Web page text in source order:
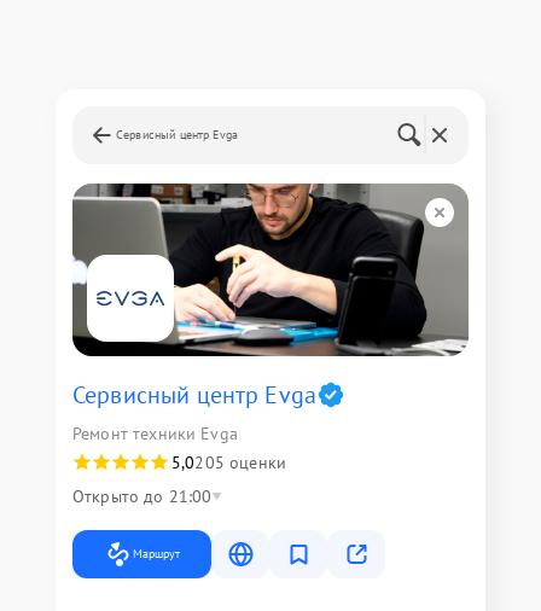
Сервисный центр Evga
Сервисный центр Evga
Ремонт техники Evga
5,0205 оценки
Открыто до 21:00
Маршрут